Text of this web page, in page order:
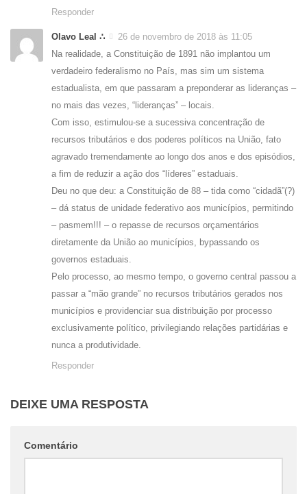
Responder
Olavo Leal ∴
26 de novembro de 2018 às 11:05
Na realidade, a Constituição de 1891 não implantou um
verdadeiro federalismo no País, mas sim um sistema
estadualista, em que passaram a preponderar as lideranças –
no mais das vezes, “lideranças” – locais.
Com isso, estimulou-se a sucessiva concentração de
recursos tributários e dos poderes políticos na União, fato
agravado tremendamente ao longo dos anos e dos episódios,
a fim de reduzir a ação dos “líderes” estaduais.
Deu no que deu: a Constituição de 88 – tida como “cidadã”(?)
– dá status de unidade federativo aos municípios, permitindo
– pasmem!!! – o repasse de recursos orçamentários
diretamente da União ao municípios, bypassando os
governos estaduais.
Pelo processo, ao mesmo tempo, o governo central passou a
passar a “mão grande” no recursos tributários gerados nos
municípios e providenciar sua distribuição por processo
exclusivamente político, privilegiando relações partidárias e
nunca a produtividade.
Responder
DEIXE UMA RESPOSTA
Comentário